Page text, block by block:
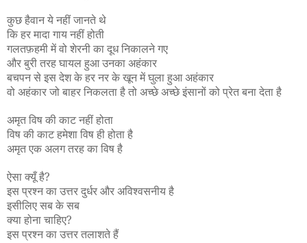
कुछ हैवान ये नहीं जानते थे
कि हर मादा गाय नहीं होती
गलतफ़हमी में वो शेरनी का दूध निकालने गए
और बुरी तरह घायल हुआ उनका अहंकार
बचपन से इस देश के हर नर के खून में घुला हुआ अहंकार
वो अहंकार जो बाहर निकलता है तो अच्छे अच्छे इंसानों को प्रेत बना देता है
अमृत विष की काट नहीं होता
विष की काट हमेशा विष ही होता है
अमृत एक अलग तरह का विष है
ऐसा क्यूँ है?
इस प्रश्न का उत्तर दुर्धर और अविश्वसनीय है
इसीलिए सब के सब
क्या होना चाहिए?
इस प्रश्न का उत्तर तलाशते हैं